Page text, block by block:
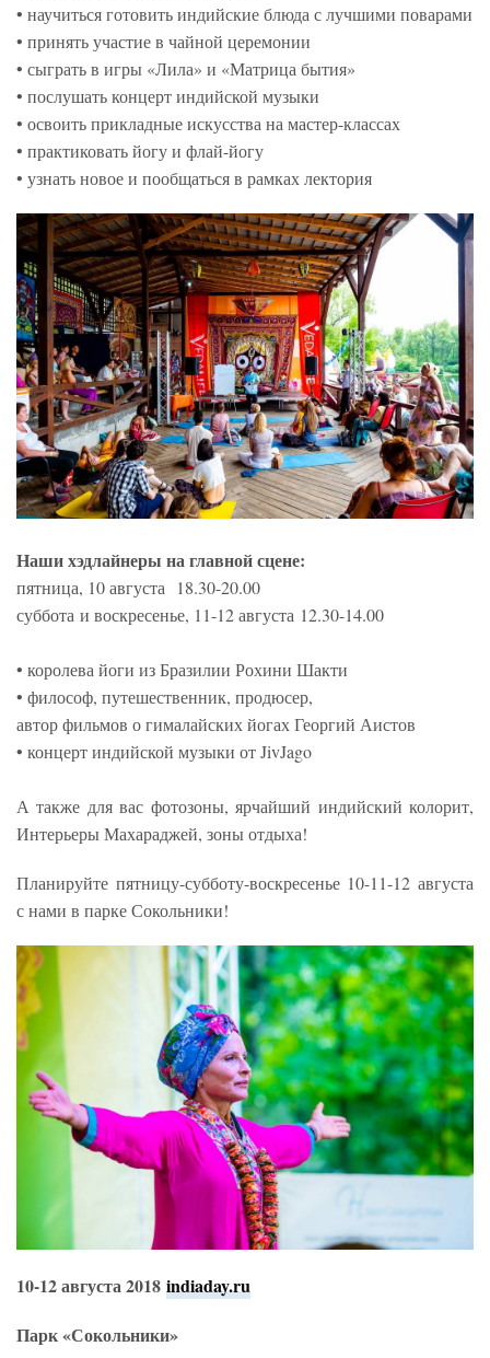
• научиться готовить индийские блюда с лучшими поварами
• принять участие в чайной церемонии
• сыграть в игры «Лила» и «Матрица бытия»
• послушать концерт индийской музыки
• освоить прикладные искусства на мастер-классах
• практиковать йогу и флай-йогу
• узнать новое и пообщаться в рамках лектория
Наши хэдлайнеры на главной сцене:
пятница, 10 августа 18.30-20.00
суббота и воскресенье, 11-12 августа 12.30-14.00
• королева йоги из Бразилии Рохини Шакти
• философ, путешественник, продюсер,
автор фильмов о гималайских йогах Георгий Аистов
• концерт индийской музыки от JivJago
А также для вас фотозоны, ярчайший индийский колорит,
Интерьеры Махараджей, зоны отдыха!
Планируйте пятницу-субботу-воскресенье 10-11-12 августа
с нами в парке Сокольники!
10-12 августа 2018 indiaday.ru
Парк «Сокольники»